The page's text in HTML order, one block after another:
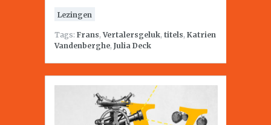
Lezingen
Tags: Frans,Vertalersgeluk, titels, Katrien
Vandenberghe, Julia Deck